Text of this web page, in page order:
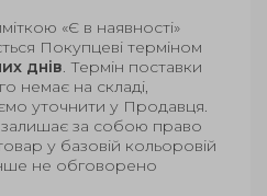
«Є в наявності»
Покупцеві терміном
днів. Термін поставки
немає на складі,
уточнити у Продавця.
за собою право
у базовій кольоровій
не обговорено